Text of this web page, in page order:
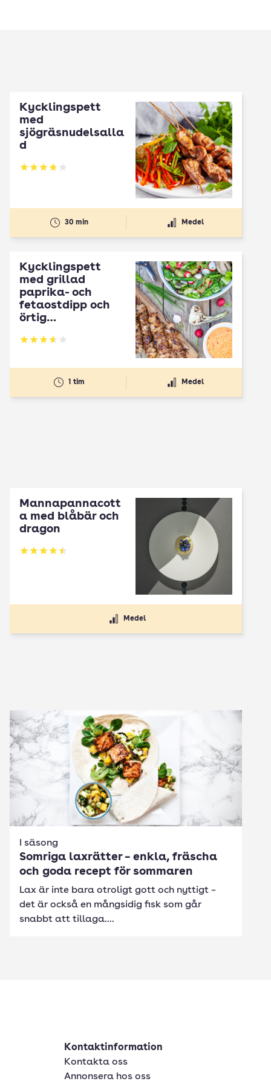
Kycklingspett
med
sjögräsnudelsalla
d
Betyg: 3.83 av 5
30 min Medel
Kycklingspett
med grillad
paprika- och
fetaostdipp och
örtig
Betyg: 3.65 av 5
1 tim Medel
Mannapannacott
a med blåbär och
dragon
Betyg: 4.5 av 5
Medel
I säsong
Somriga laxrätter – enkla, fräscha
och goda recept för sommaren
Lax är inte bara otroligt gott och nyttigt –
det är också en mångsidig fisk som går
snabbt att tillaga....
Kontaktinformation
Kontakta oss
Annonsera hos oss